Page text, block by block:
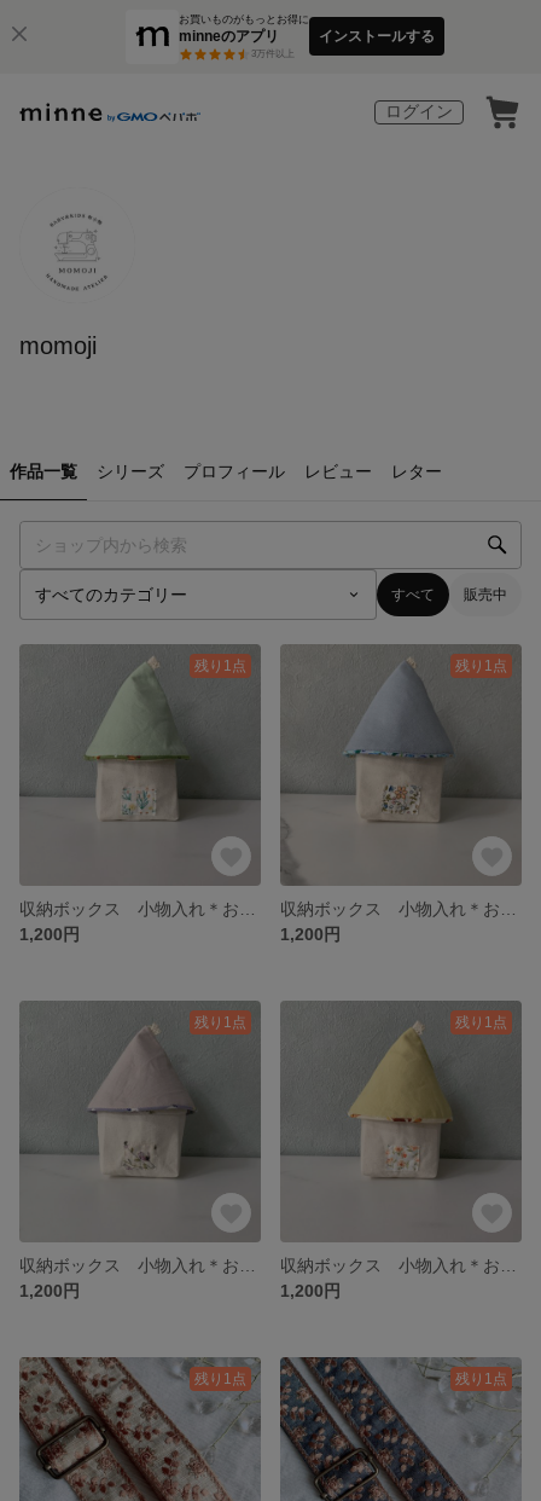
お買いものがもっとお得に
minneのアプリ
3万件以上
インストールする
ログイン
momoji
作品一覧 シリーズ プロフィール レビュー レター
すべて 販売中
残り1点
1,200円
残り1点
1,200円
残り1点
1,200円
残り1点
1,200円
残り1点 残り1点